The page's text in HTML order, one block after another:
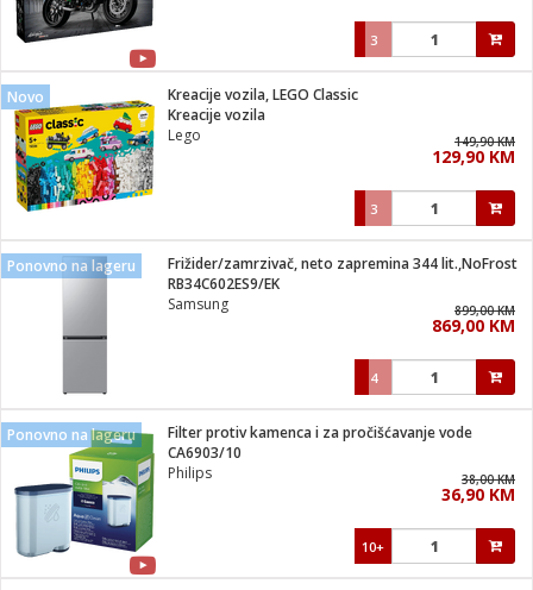
3
Novo
Kreacije vozila, LEGO Classic
Kreacije vozila
Lego
149,90 KM
129,90 KM
3
Ponovno na lageru
Frižider/zamrzivač, neto zapremina 344 lit.,NoFrost
RB34C602ES9/EK
Samsung
899,00 KM
869,00 KM
4
Ponovno na lageru
Filter protiv kamenca i za pročišćavanje vode
CA6903/10
Philips
38,00 KM
36,90 KM
10+